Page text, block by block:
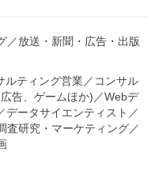
インターンを探す
お知らせ
／放送・新聞・広告・出版
ルティング営業／ コンサル
告、ゲームほか) ／Webデ
データサイエンティスト ／
査研究・マーケティング／